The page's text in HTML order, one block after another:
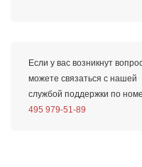
Если у вас возникнут
можете связаться с нашей
службой поддержки по
495 979-51-89